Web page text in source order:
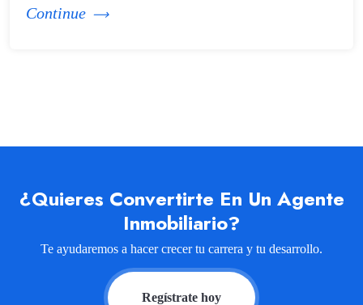
Continue
¿Quieres Convertirte En Un Agente
Inmobiliario?
Te ayudaremos a hacer crecer tu carrera y tu desarrollo.
Regístrate hoy